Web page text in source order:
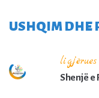
USHQIM DHE
ligjërues
Shenjë e